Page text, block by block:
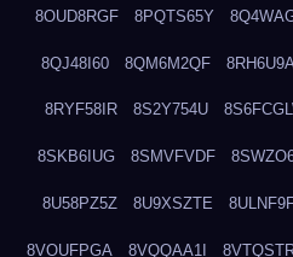
8OUD8RGF 8PQTS65Y
8QJ48I60 8QM6M2QF
8RYF58IR 8S2Y754U
8SKB6IUG 8SMVFVDF
8U58PZ5Z 8U9XSZTE
8VOUFPGA 8VQQAA1I